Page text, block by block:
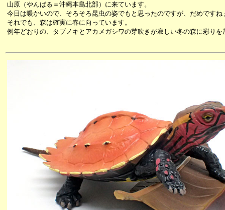
山原（やんばる＝沖縄本島北部）に来ています。
今日は暖かいので、そろそろ昆虫の姿でもと思ったのですが、だめですね
それでも、森は確実に春に向っています。
例年どおりの、タブノキとアカメガシワの芽吹きが寂しい冬の森に彩り